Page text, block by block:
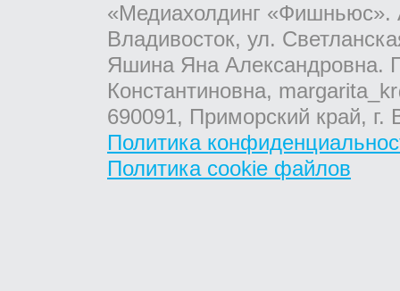
«Медиахолдинг «Фишньюс».
Владивосток, ул.
Яшина Яна Александровна.
Константиновна,
690091, Приморский край,
Политика
Политика cookie файлов